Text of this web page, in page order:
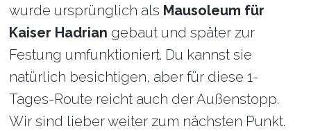
wurde ursprünglich als Mausoleum für
Kaiser Hadrian gebaut und später zur
Festung umfunktioniert. Du kannst sie
natürlich besichtigen, aber für diese 1-
Tages-Route reicht auch der Außenstopp.
Wir sind lieber weiter zum nächsten Punkt.